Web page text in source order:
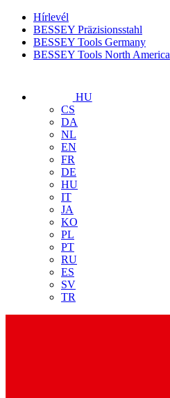
Hírlevél
BESSEY Präzisionsstahl
BESSEY Tools Germany
BESSEY Tools North America
HU
CS
DA
NL
EN
FR
DE
HU
IT
JA
KO
PL
PT
RU
ES
SV
TR